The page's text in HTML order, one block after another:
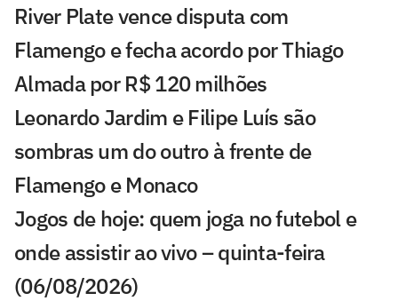
River Plate vence disputa com
Flamengo e fecha acordo por Thiago
Almada por R$ 120 milhões
Leonardo Jardim e Filipe Luís são
sombras um do outro à frente de
Flamengo e Monaco
Jogos de hoje: quem joga no futebol e
onde assistir ao vivo – quinta-feira
(06/08/2026)